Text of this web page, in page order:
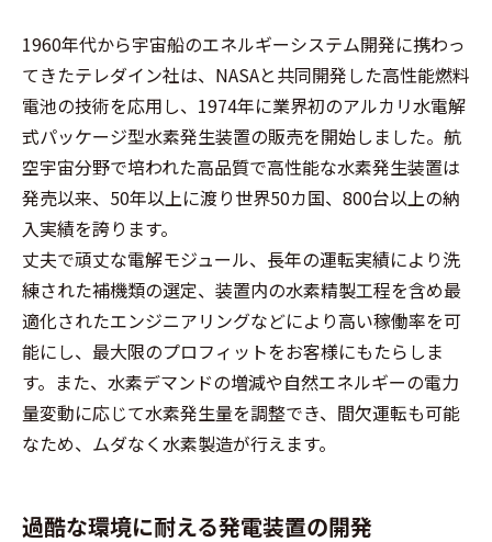
1960年代から宇宙船のエネルギーシステム開発に携わっ
てきたテレダイン社は、NASAと共同開発した高性能燃料
電池の技術を応用し、1974年に業界初のアルカリ水電解
式パッケージ型水素発生装置の販売を開始しました。航
空宇宙分野で培われた高品質で高性能な水素発生装置は
発売以来、50年以上に渡り世界50カ国、800台以上の納
入実績を誇ります。
丈夫で頑丈な電解モジュール、長年の運転実績により洗
練された補機類の選定、装置内の水素精製工程を含め最
適化されたエンジニアリングなどにより高い稼働率を可
能にし、最大限のプロフィットをお客様にもたらしま
す。また、水素デマンドの増減や自然エネルギーの電力
量変動に応じて水素発生量を調整でき、間欠運転も可能
なため、ムダなく水素製造が行えます。
過酷な環境に耐える発電装置の開発